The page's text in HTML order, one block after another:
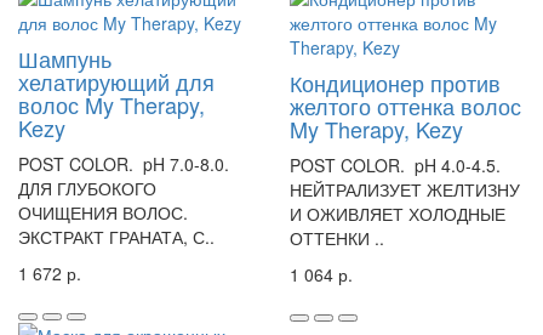
Шампунь
хелатирующий для
волос My Therapy,
Kezy
POST COLOR. pH 7.0-8.0.
ДЛЯ ГЛУБОКОГО
ОЧИЩЕНИЯ ВОЛОС.
ЭКСТРАКТ ГРАНАТА, С..
1 672 р.
Кондиционер против
желтого оттенка волос
My Therapy, Kezy
POST COLOR. pH 4.0-4.5.
НЕЙТРАЛИЗУЕТ ЖЕЛТИЗНУ
И ОЖИВЛЯЕТ ХОЛОДНЫЕ
ОТТЕНКИ ..
1 064 р.